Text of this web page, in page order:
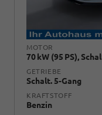
MOTOR
70 kW (95 PS),
GETRIEBE
Schalt. 5-Gang
KRAFTSTOFF
Benzin